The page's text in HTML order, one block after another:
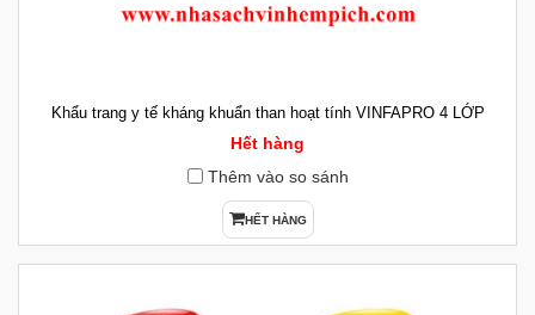
Khẩu trang y tế kháng khuẩn than hoạt tính VINFAPRO 4 LỚP
Hết hàng
Thêm vào so sánh
HẾT HÀNG